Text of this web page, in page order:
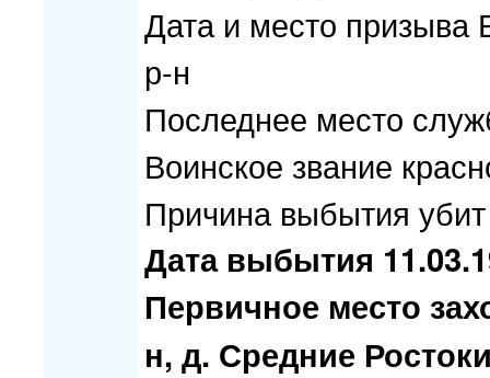
Дата и место призыва
р-н
Последнее место
Воинское звание
Причина выбытия убит
Дата выбытия
Первичное место
н, д. Средние